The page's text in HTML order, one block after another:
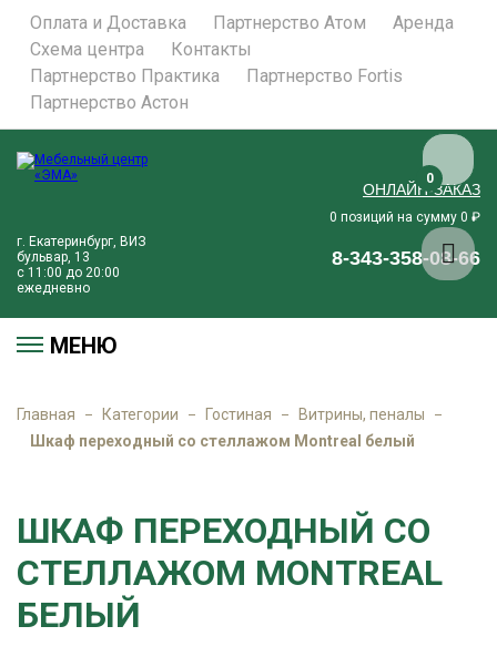
Оплата и Доставка Партнерство Атом
Аренда
Схема центра
Контакты
Партнерство Практика
Партнерство Fortis
Партнерство Астон
г. Екатеринбург, ВИЗ
бульвар, 13
с 11:00 до 20:00
ежедневно
ОНЛАЙН-ЗАКАЗ
0 позиций на сумму 0 ₽
8-343-358-08-66
МЕНЮ
Главная Категории Гостиная
Витрины, пеналы
Шкаф переходный со стеллажом Montreal белый
ШКАФ ПЕРЕХОДНЫЙ СО
СТЕЛЛАЖОМ MONTREAL
БЕЛЫЙ
0